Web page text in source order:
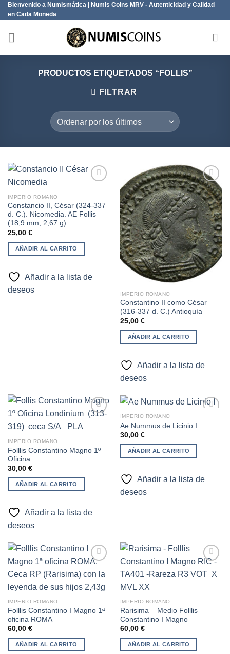
Saltar
al
contenido
Bienvenido a Numismática | Numis Coins MRV - Autenticidad y Calidad
en Cada Moneda
PRODUCTOS ETIQUETADOS “FOLLIS”
FILTRAR
Añadir
a la
IMPERIO ROMANO
Constancio II, César (324-337
d. C.). Nicomedia. AE Follis
(18,9 mm, 2,67 g)
25,00 €
AÑADIR AL CARRITO
Añadir a la lista de
deseos
Añadir
a la
lista de
deseos
IMPERIO ROMANO
Constantino II como César
(316-337 d. C.) Antioquía
25,00 €
AÑADIR AL CARRITO
Añadir a la lista de
deseos
lista de
IMPERIO ROMANO
Folllis Constantino Magno 1º
Oficina
30,00 €
AÑADIR AL CARRITO
Añadir a la lista de
deseos
deseos
IMPERIO ROMANO
Ae Nummus de Licinio I
30,00 €
AÑADIR AL CARRITO
Añadir a la lista de
deseos
Añadir
a la
deseos
IMPERIO ROMANO
Folllis Constantino I Magno 1ª
oficina ROMA
60,00 €
AÑADIR AL CARRITO
IMPERIO ROMANO
Rarisima – Medio Folllis
Constantino I Magno
60,00 €
AÑADIR AL CARRITO